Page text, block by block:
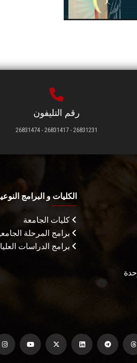
رقم التليفون
26831231 - 26831417 - 26831474
الكليات و البرامج
كليات الجامعة
برامج المرحلة
برامج الدراسات العليا